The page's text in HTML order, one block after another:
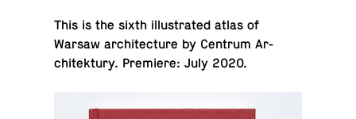
This is the sixth il­lus­trated atlas of
Warsaw ar­chi­tec­ture by Centrum Ar­
chitek­tury. Pre­miere: July 2020.